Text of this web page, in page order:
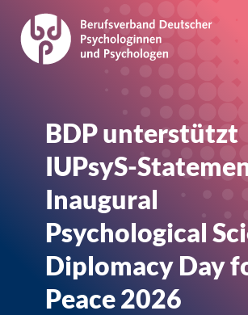
BDP unterstützt
IUPsyS-
Inaugural
Psychological
Diplomacy Day
Peace 2026